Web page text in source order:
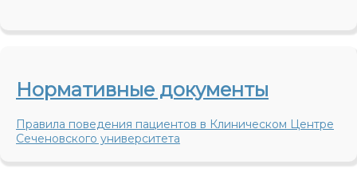
Нормативные документы
Правила поведения пациентов в Клиническом Центре
Сеченовского университета